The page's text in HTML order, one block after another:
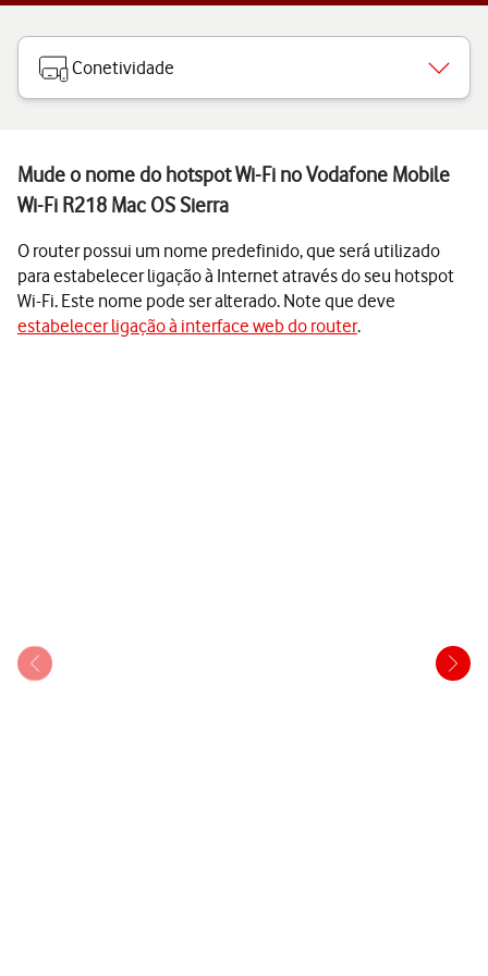
Conetividade
Mude o nome do hotspot Wi-Fi no Vodafone Mobile
Wi-Fi R218 Mac OS Sierra
O router possui um nome predefinido, que será utilizado
para estabelecer ligação à Internet através do seu hotspot
Wi-Fi. Este nome pode ser alterado. Note que deve
estabelecer ligação à interface web do router.